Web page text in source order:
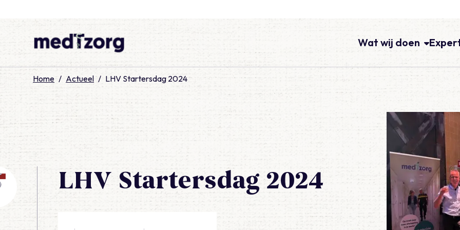
Wat wij doen
Home / Actueel / LHV Startersdag 2024
LHV Startersdag 2024